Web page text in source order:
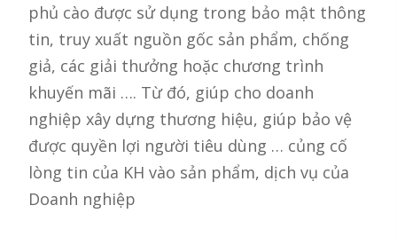
phủ cào được sử dụng trong bảo mật thông
tin, truy xuất nguồn gốc sản phẩm, chống
giả, các giải thưởng hoặc chương trình
khuyến mãi …. Từ đó, giúp cho doanh
nghiệp xây dựng thương hiệu, giúp bảo vệ
được quyền lợi người tiêu dùng … củng cố
lòng tin của KH vào sản phẩm, dịch vụ của
Doanh nghiệp